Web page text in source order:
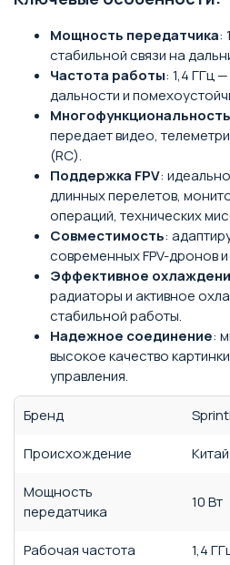
Мощность передатчика:
стабильной связи на
Частота работы: 1,4 ГГц
дальности и
Многофункциональность
передает видео,
(RC).
Поддержка FPV:
длинных перелетов,
операций, технических
Совместимость:
современных FPV-дронов
Эффективное
радиаторы и активное
стабильной работы.
Надежное соединение:
высокое качество
управления.
Бренд
Происхождение
Китай
Мощность
передатчика
10 Вт
Рабочая частота
1,4